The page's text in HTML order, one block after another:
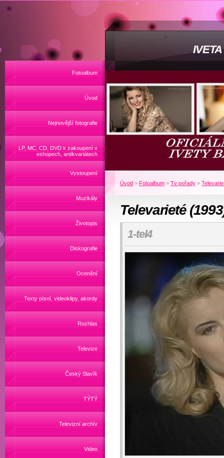
Fotoalbum
Úvod
Nejnovější fotografie
LP, MC, CD, DVD k zakoupení v
eshopech, antikvariátech
Vystoupení
Muzikály
Životopis
Diskografie
Ocenění
Texty písní, videoklipy, akordy
Rozhlas
Televize
Český Slavík
TÝTÝ
Televizní archív
Video
Úvod » Fotoalbum » Tv pořady »
Televarieté
1-tel4